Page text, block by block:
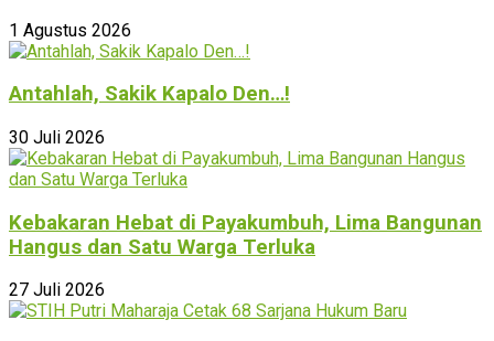
1 Agustus 2026
Antahlah, Sakik Kapalo Den…!
30 Juli 2026
Kebakaran Hebat di Payakumbuh, Lima Bangunan
Hangus dan Satu Warga Terluka
27 Juli 2026